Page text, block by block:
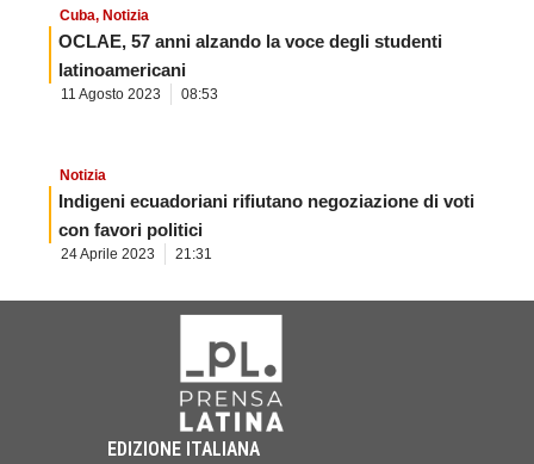
Cuba, Notizia
OCLAE, 57 anni alzando la voce degli studenti
latinoamericani
11 Agosto 2023 08:53
Notizia
Indigeni ecuadoriani rifiutano negoziazione di voti
con favori politici
24 Aprile 2023 21:31
EDIZIONE ITALIANA